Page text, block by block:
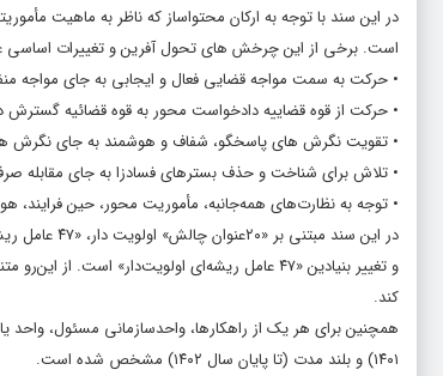
است. برخی از این چرخش های تحول آفرین و تغییرات اساسی
• حرکت به سمت مواجه قضایی فعال و ایجابی به جای مواجه
• حرکت از قوه قضاییه دادخواست محور به قوه قضائیه
• تقویت نگرش های پاسخگو، شفاف و هوشمند به جای نگرش
• تلاش برای شناخت و حذف بسترهای فسادزا به جای مقابله
• توجه به نظارت‌های همه‌جانبه، مأموریت محور، حین فرایند،
در این سند
و تغییر بنیادین «۴۷ عامل ریشه‌ای اولویت‌دار»
کند.
۱۴۰۱) و بلند مدت (تا پایان سال ۱۴۰۲) مشخص شده است.